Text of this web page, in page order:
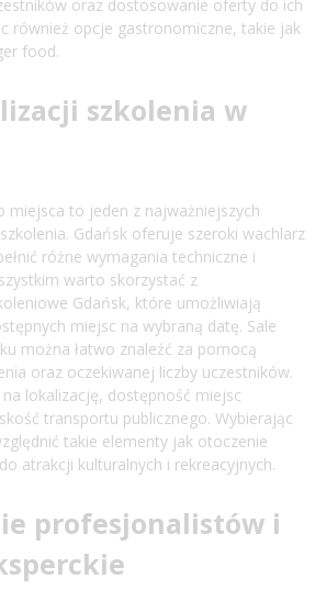
oraz dostosowanie oferty do ich
również opcje gastronomiczne, takie jak
food.
szkolenia w
miejsca to jeden z najważniejszych
Gdańsk oferuje szeroki wachlarz
różne wymagania techniczne i
warto skorzystać z
Gdańsk, które umożliwiają
miejsc na wybraną datę. Sale
można łatwo znaleźć za pomocą
oraz oczekiwanej liczby uczestników.
lokalizację, dostępność miejsc
transportu publicznego. Wybierając
takie elementy jak otoczenie
atrakcji kulturalnych i rekreacyjnych.
profesjonalistów i